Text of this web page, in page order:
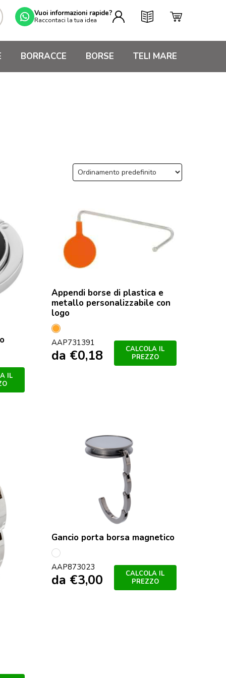
Vuoi informazioni rapide?
Raccontaci la tua idea
BORRACCE BORSE TELI MARE
IL
Appendi borse di plastica e
metallo personalizzabile con
logo
Arancione
AAP731391
da €0,18
CALCOLA IL
PREZZO
Gancio porta borsa magnetico
multicolore
AAP873023
da €3,00
CALCOLA IL
PREZZO